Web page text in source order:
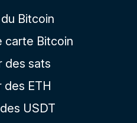
Bitcoin
carte Bitcoin
des sats
des ETH
USDT